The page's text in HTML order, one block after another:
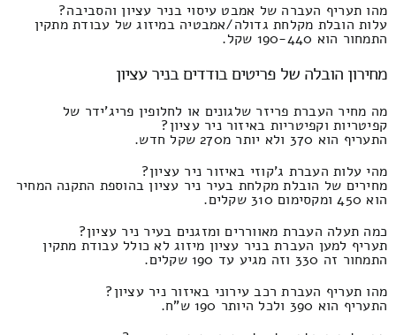
מהו תעריף העברה של אמבט עיסוי בניר עציון והסביבה?
עלות הובלת מקלחת גדולה/אמבטיה במיזוג של עבודת מתקין
התמחור הוא 190-440 שקל.
מחירון הובלה של פריטים בודדים בניר עציון
מה מחיר העברת פריזר שלגונים או לחלופין פריג'ידר של
קפיטריות וקפיטריות באיזור ניר עציון?
התעריף הוא 370 ולא יותר מ270 שקל חדש.
מהי עלות העברת ג'קוזי באיזור ניר עציון?
מחירים של הובלת מקלחת בעיר ניר עציון בהוספת התקנה המחיר
הוא 450 ומקסימום 310 שקלים.
כמה תעלה העברת מאווררים ומזגנים בעיר ניר עציון?
תעריף למען העברת בניר עציון מיזוג לא כולל עבודת מתקין
התמחור זה 330 וזה מגיע עד 190 שקלים.
מהו תעריף העברת רכב עירוני באיזור ניר עציון?
התעריף הוא 390 ולכל היותר 190 ש"ח.